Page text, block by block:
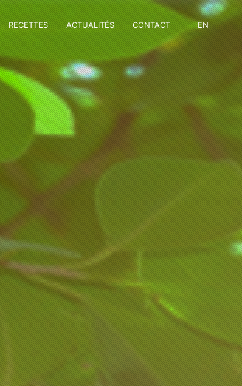
RECETTES ACTUALITÉS CONTACT EN